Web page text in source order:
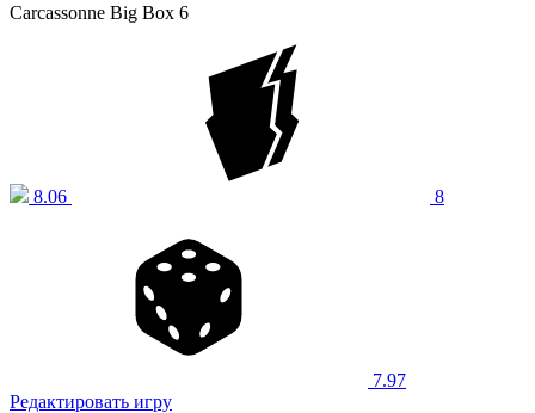
Carcassonne Big Box 6
8.06 8
7.97
Редактировать игру